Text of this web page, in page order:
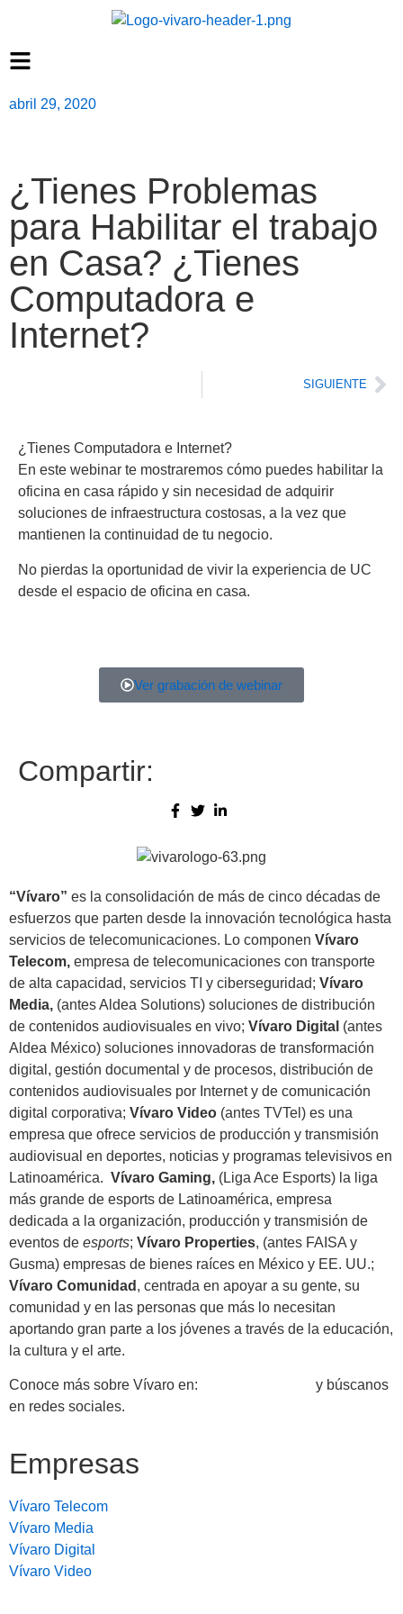
abril 29, 2020
¿Tienes Problemas
para Habilitar el trabajo
en Casa? ¿Tienes
Computadora e
Internet?
SIGUIENTE
¿Tienes Computadora e Internet?
En este webinar te mostraremos cómo puedes habilitar la
oficina en casa rápido y sin necesidad de adquirir
soluciones de infraestructura costosas, a la vez que
mantienen la continuidad de tu negocio.
No pierdas la oportunidad de vivir la experiencia de UC
desde el espacio de oficina en casa.
Ver grabación de webinar
Compartir:
“Vívaro” es la consolidación de más de cinco décadas de
esfuerzos que parten desde la innovación tecnológica hasta
servicios de telecomunicaciones. Lo componen Vívaro
Telecom, empresa de telecomunicaciones con transporte
de alta capacidad, servicios TI y ciberseguridad; Vívaro
Media, (antes Aldea Solutions) soluciones de distribución
de contenidos audiovisuales en vivo; Vívaro Digital (antes
Aldea México) soluciones innovadoras de transformación
digital, gestión documental y de procesos, distribución de
contenidos audiovisuales por Internet y de comunicación
digital corporativa; Vívaro Video (antes TVTel) es una
empresa que ofrece servicios de producción y transmisión
audiovisual en deportes, noticias y programas televisivos en
Latinoamérica. Vívaro Gaming, (Liga Ace Esports) la liga
más grande de esports de Latinoamérica, empresa
dedicada a la organización, producción y transmisión de
eventos de esports; Vívaro Properties, (antes FAISA y
Gusma) empresas de bienes raíces en México y EE. UU.;
Vívaro Comunidad , centrada en apoyar a su gente, su
comunidad y en las personas que más lo necesitan
aportando gran parte a los jóvenes a través de la educación,
la cultura y el arte.
Conoce más sobre Vívaro en:
y búscanos
en redes sociales.
Empresas
Vívaro Telecom
Vívaro Media
Vívaro Digital
Vívaro Video